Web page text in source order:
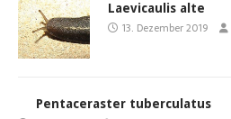
Laevicaulis alte
13. Dezember 2019
Pentaceraster tuberculatus